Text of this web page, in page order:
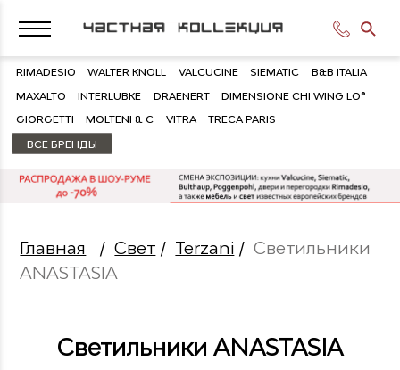
RIMADESIO WALTER KNOLL VALCUCINE SIEMATIC B&B ITALIA
MAXALTO INTERLUBKE DRAENERT DIMENSIONE CHI WING LO®
GIORGETTI MOLTENI & C VITRA TRECA PARIS
ВСЕ БРЕНДЫ
Главная /Свет / Terzani /Светильники
ANASTASIA
Светильники ANASTASIA